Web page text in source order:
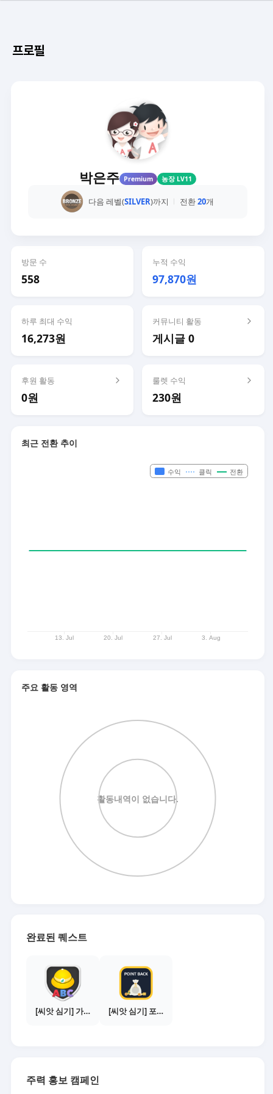
프로필
박은주 Premium 농장 LV11
다음 레벨(SILVER)까지 전환20개
방문 수
558
누적 수익
97,870원
하루 최대 수익
16,273원
커뮤니티 활동
게시글 0
후원 활동
0원
룰렛 수익
230원
최근 전환 추이
주요 활동 영역
완료된 퀘스트
[씨앗 심기] 가이드보기 - 매체별 활동 가이드 [씨앗 심기] 포인트백 설치하기 (PC 전용)
주력 홍보 캠페인